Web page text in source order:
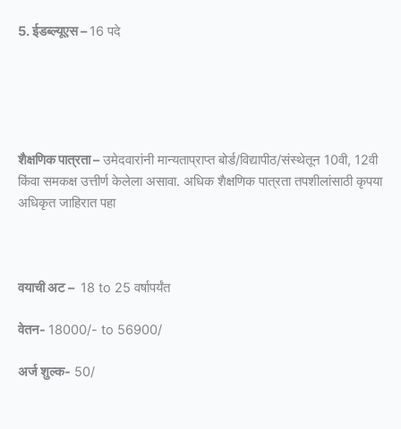
5. ईडब्ल्यूएस –16 पदे
शैक्षणिक पात्रता –उमेदवारांनी मान्यताप्राप्त बोर्ड/विद्यापीठ/संस्थेतून 10वी, 12वी
किंवा समकक्ष उत्तीर्ण केलेला असावा. अधिक शैक्षणिक पात्रता तपशीलांसाठी कृपया
अधिकृत जाहिरात पहा
वयाची अट – 18 to 25 वर्षापर्यंत
वेतन- 18000/- to 56900/
अर्ज शुल्क- 50/